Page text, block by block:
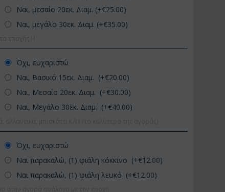
ΚΩΔΙΚΟΣ: Afp1
Ορχιδέα φαλαίνοψις σε
γυάλινο βάζο
45.00 €39.99
Ποιοτική Γλά...
€
Ναι, μεσαίο 20εκ. Διαμ. (+€25.00)
Ναι, μεγάλο 30εκ. Διαμ. (+€35.00)
Όχι, ευχαριστώ
Ναι, Βασικό 15εκ. Διαμ. (+€20.00)
Ναι, Μεσαίο 20εκ. Διαμ. (+€30.00)
Ναι, Μεγάλο 30εκ. Διαμ. (+€40.00)
Όχι, ευχαριστώ
Ναι παρακαλώ, (1) φιάλη κόκκινο (+€12.00)
Ναι παρακαλώ, (1) φιάλη λευκό (+€12.00)